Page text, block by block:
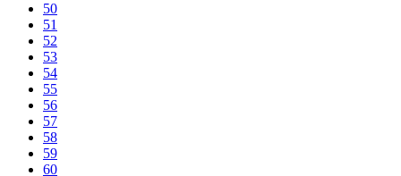
50
51
52
53
54
55
56
57
58
59
60